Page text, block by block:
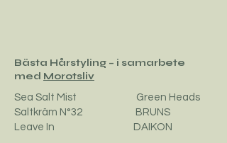
Bästa Hårstyling – i samarbete
med Morotsliv
Sea Salt Mist Green Heads
Saltkräm N°32 BRUNS
Leave In DAIKON